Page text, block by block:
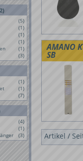
(5)
(1)
(1)
(1)
(1)
(3)
(1)
(1)
(7)
(4)
(1)
(3)
AMANO
SB
Artikel /